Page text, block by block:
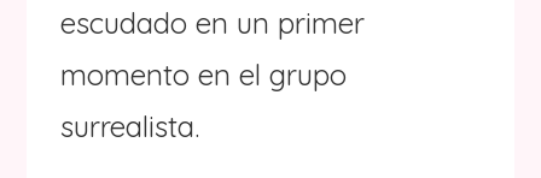
escudado en un primer
momento en el grupo
surrealista.